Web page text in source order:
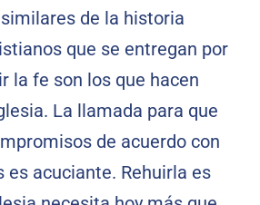
de la historia
que se entregan por
la fe son los que hacen
La llamada para que
de acuerdo con
es acuciante. Rehuirla es